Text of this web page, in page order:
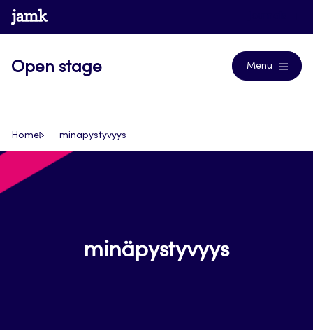
Siirry
suoraan
www.jamk.fi
Open stage Menu
Home minäpystyvyys
minäpystyvyys